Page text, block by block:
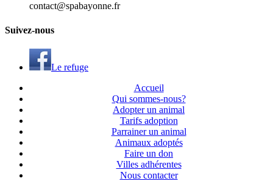
contact@spabayonne.fr
Suivez-nous
Le refuge
Accueil
Qui sommes-nous?
Adopter un animal
Tarifs adoption
Parrainer un animal
Animaux adoptés
Faire un don
Villes adhérentes
Nous contacter